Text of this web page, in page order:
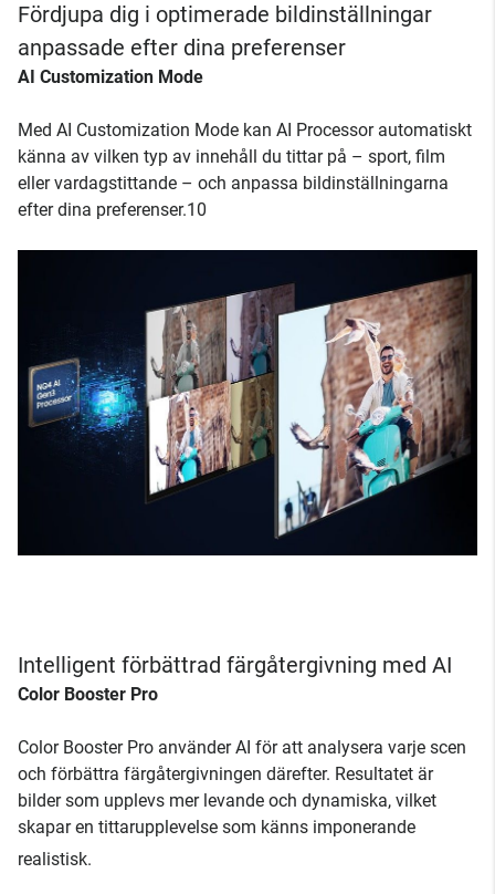
Fördjupa dig i optimerade bildinställningar
anpassade efter dina preferenser
AI Customization Mode
Med AI Customization Mode kan AI Processor automatiskt
känna av vilken typ av innehåll du tittar på – sport, film
eller vardagstittande – och anpassa bildinställningarna
efter dina preferenser.10
Intelligent förbättrad färgåtergivning med AI
Color Booster Pro
Color Booster Pro använder AI för att analysera varje scen
och förbättra färgåtergivningen därefter. Resultatet är
bilder som upplevs mer levande och dynamiska, vilket
skapar en tittarupplevelse som känns imponerande
realistisk.